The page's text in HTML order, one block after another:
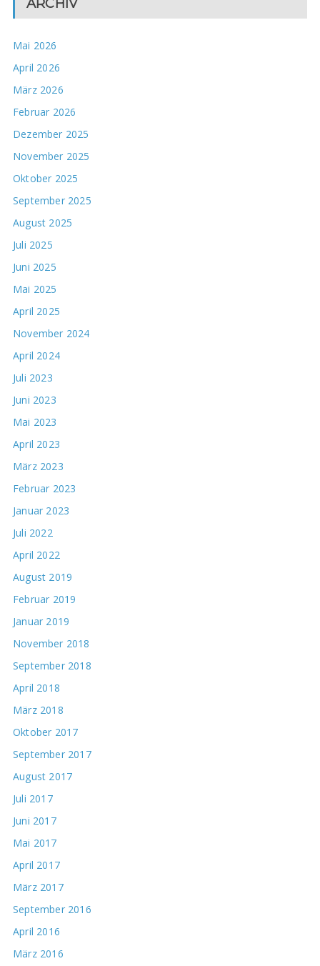
ARCHIV
Mai 2026
April 2026
März 2026
Februar 2026
Dezember 2025
November 2025
Oktober 2025
September 2025
August 2025
Juli 2025
Juni 2025
Mai 2025
April 2025
November 2024
April 2024
Juli 2023
Juni 2023
Mai 2023
April 2023
März 2023
Februar 2023
Januar 2023
Juli 2022
April 2022
August 2019
Februar 2019
Januar 2019
November 2018
September 2018
April 2018
März 2018
Oktober 2017
September 2017
August 2017
Juli 2017
Juni 2017
Mai 2017
April 2017
März 2017
September 2016
April 2016
März 2016